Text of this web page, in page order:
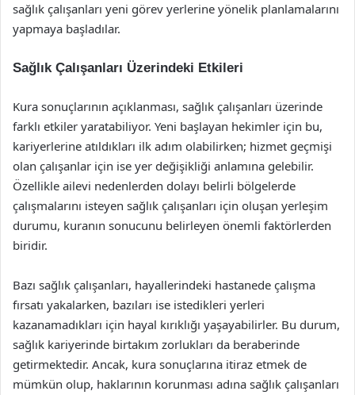
sağlık çalışanları yeni görev yerlerine yönelik planlamalarını
yapmaya başladılar.
Sağlık Çalışanları Üzerindeki Etkileri
Kura sonuçlarının açıklanması, sağlık çalışanları üzerinde
farklı etkiler yaratabiliyor. Yeni başlayan hekimler için bu,
kariyerlerine atıldıkları ilk adım olabilirken; hizmet geçmişi
olan çalışanlar için ise yer değişikliği anlamına gelebilir.
Özellikle ailevi nedenlerden dolayı belirli bölgelerde
çalışmalarını isteyen sağlık çalışanları için oluşan yerleşim
durumu, kuranın sonucunu belirleyen önemli faktörlerden
biridir.
Bazı sağlık çalışanları, hayallerindeki hastanede çalışma
fırsatı yakalarken, bazıları ise istedikleri yerleri
kazanamadıkları için hayal kırıklığı yaşayabilirler. Bu durum,
sağlık kariyerinde birtakım zorlukları da beraberinde
getirmektedir. Ancak, kura sonuçlarına itiraz etmek de
mümkün olup, haklarının korunması adına sağlık çalışanları